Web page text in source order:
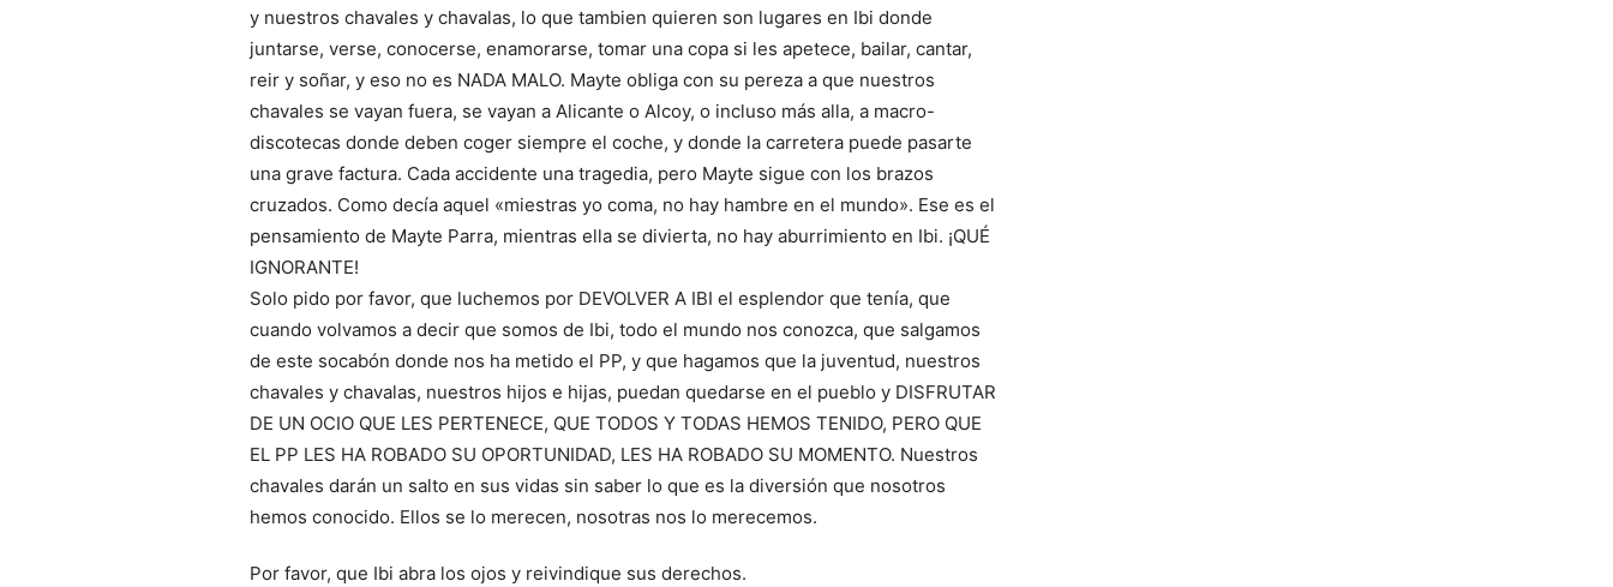
y nuestros chavales y chavalas, lo que tambien quieren son lugares en Ibi donde
juntarse, verse, conocerse, enamorarse, tomar una copa si les apetece, bailar, cantar,
reir y soñar, y eso no es NADA MALO. Mayte obliga con su pereza a que nuestros
chavales se vayan fuera, se vayan a Alicante o Alcoy, o incluso más alla, a macro-
discotecas donde deben coger siempre el coche, y donde la carretera puede pasarte
una grave factura. Cada accidente una tragedia, pero Mayte sigue con los brazos
cruzados. Como decía aquel «miestras yo coma, no hay hambre en el mundo». Ese es el
pensamiento de Mayte Parra, mientras ella se divierta, no hay aburrimiento en Ibi. ¡QUÉ
IGNORANTE!
Solo pido por favor, que luchemos por DEVOLVER A IBI el esplendor que tenía, que
cuando volvamos a decir que somos de Ibi, todo el mundo nos conozca, que salgamos
de este socabón donde nos ha metido el PP, y que hagamos que la juventud, nuestros
chavales y chavalas, nuestros hijos e hijas, puedan quedarse en el pueblo y DISFRUTAR
DE UN OCIO QUE LES PERTENECE, QUE TODOS Y TODAS HEMOS TENIDO, PERO QUE
EL PP LES HA ROBADO SU OPORTUNIDAD, LES HA ROBADO SU MOMENTO. Nuestros
chavales darán un salto en sus vidas sin saber lo que es la diversión que nosotros
hemos conocido. Ellos se lo merecen, nosotras nos lo merecemos.
Por favor, que Ibi abra los ojos y reivindique sus derechos.